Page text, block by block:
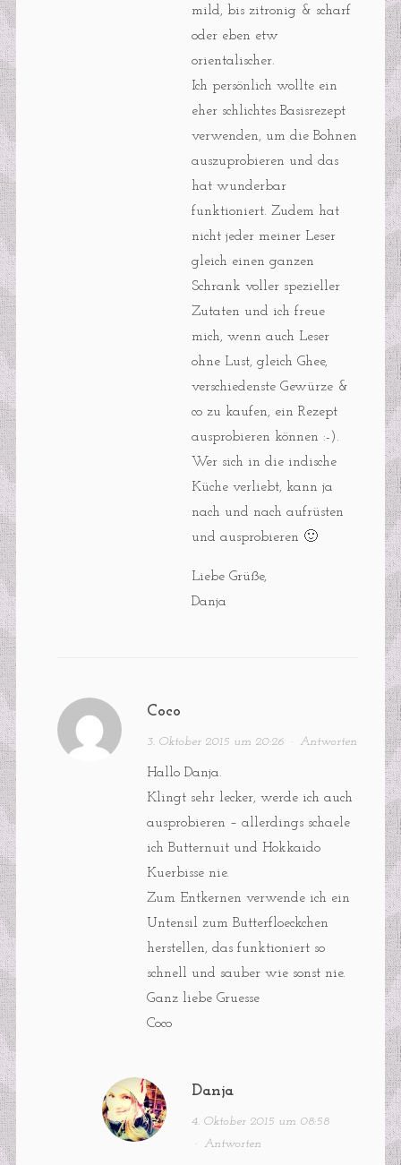
mild, bis zitronig & scharf
oder eben etw
orientalischer.
Ich persönlich wollte ein
eher schlichtes Basisrezept
verwenden, um die Bohnen
auszuprobieren und das
hat wunderbar
funktioniert. Zudem hat
nicht jeder meiner Leser
gleich einen ganzen
Schrank voller spezieller
Zutaten und ich freue
mich, wenn auch Leser
ohne Lust, gleich Ghee,
verschiedenste Gewürze &
co zu kaufen, ein Rezept
ausprobieren können :-).
Wer sich in die indische
Küche verliebt, kann ja
nach und nach aufrüsten
und ausprobieren 🙂
Liebe Grüße,
Danja
Coco
3. Oktober 2015 um 20:26· Antworten
Hallo Danja.
Klingt sehr lecker, werde ich auch
ausprobieren – allerdings schaele
ich Butternuit und Hokkaido
Kuerbisse nie.
Zum Entkernen verwende ich ein
Untensil zum Butterfloeckchen
herstellen, das funktioniert so
schnell und sauber wie sonst nie.
Ganz liebe Gruesse
Coco
Danja
4. Oktober 2015 um 08:58
· Antworten